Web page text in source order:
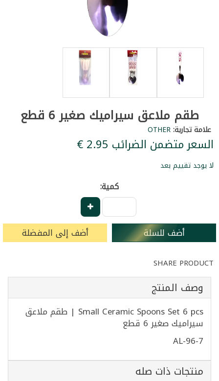
طقم ملاعق سيراميك صغير 6 قطع
علامة تجارية:OTHER
السعر متضمن الضرائب ‏2.95 €
لا يوجد تقييم بعد
كمية:
أضف للسلة أضف إلى المفضلة
SHARE PRODUCT
وصف المنتج
Small Ceramic Spoons Set 6 pcs | طقم ملاعق
سيراميك صغير 6 قطع
AL-96-7
منتجات ذات صله